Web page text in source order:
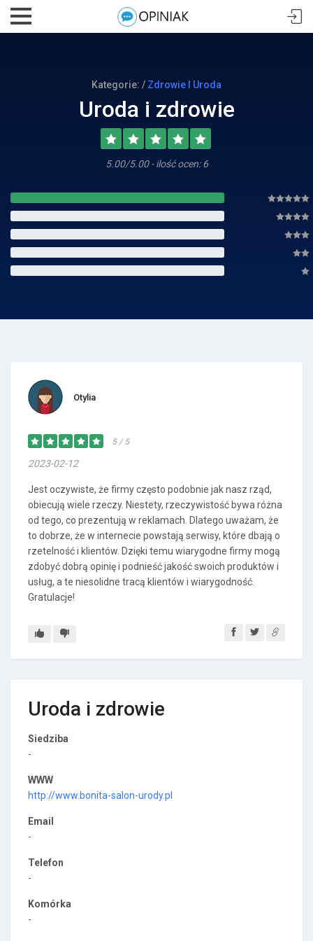
Kategorie: / Zdrowie I Uroda
Uroda i zdrowie
5.00/5.00 - ilość ocen: 6
Otylia
5 / 5
2023-02-12
Jest oczywiste, że firmy często podobnie jak nasz rząd,
obiecują wiele rzeczy. Niestety, rzeczywistość bywa różna
od tego, co prezentują w reklamach. Dlatego uważam, że
to dobrze, że w internecie powstają serwisy, które dbają o
rzetelność i klientów. Dzięki temu wiarygodne firmy mogą
zdobyć dobrą opinię i podnieść jakość swoich produktów i
usług, a te niesolidne tracą klientów i wiarygodność.
Gratulacje!
Uroda i zdrowie
Siedziba
-
WWW
http://www.bonita-salon-urody.pl
Email
-
Telefon
-
Komórka
-